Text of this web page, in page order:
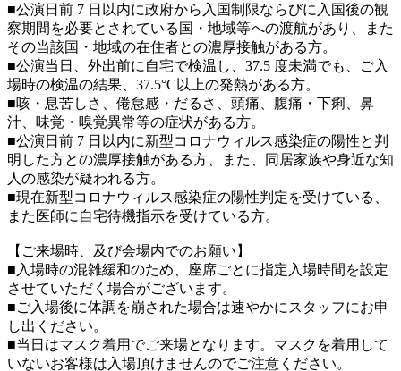
■公演日前 7 日以内に政府から入国制限ならびに入国後の観
察期間を必要とされている国・地域等への渡航があり、また
その当該国・地域の在住者との濃厚接触がある方。
■公演当日、外出前に自宅で検温し、37.5 度未満でも、ご入
場時の検温の結果、37.5°C以上の発熱がある方。
■咳・息苦しさ、倦怠感・だるさ、頭痛、腹痛・下痢、鼻
汁、味覚・嗅覚異常等の症状がある方。
■公演日前 7 日以内に新型コロナウィルス感染症の陽性と判
明した方との濃厚接触がある方、また、同居家族や身近な知
人の感染が疑われる方。
■現在新型コロナウィルス感染症の陽性判定を受けている、
また医師に自宅待機指示を受けている方。
【ご来場時、及び会場内でのお願い】
■入場時の混雑緩和のため、座席ごとに指定入場時間を設定
させていただく場合がございます。
■ご入場後に体調を崩された場合は速やかにスタッフにお申
し出ください。
■当日はマスク着用でご来場となります。マスクを着用して
いないお客様は入場頂けませんのでご注意ください。